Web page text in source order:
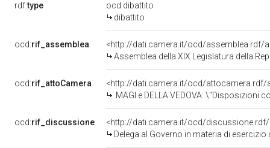
rdf:type
ocd:dibattito
dibattito
ocd:rif_assemblea
<http://dati.camera.it/ocd/assemblea.rdf/
Assemblea della XIX Legislatura della
ocd:rif_attoCamera
<http://dati.camera.it/ocd/attocamera.rdf/
MAGI e DELLA VEDOVA: \"Disposizioni concernenti l&rsquo;esercizio del diritto di voto per le elezioni della Camera dei deputati, del Senato della
ocd:rif_discussione
<http://dati.camera.it/ocd/discussione.rdf/
Delega al Governo in materia di esercizio del diritto di voto